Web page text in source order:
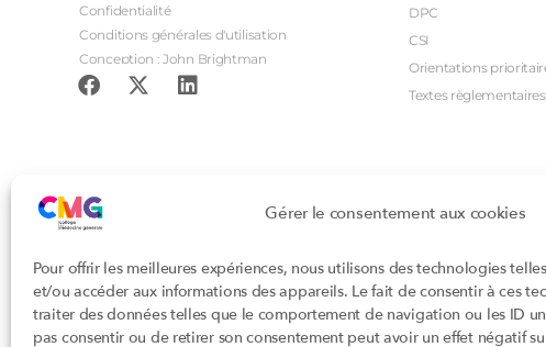
Gérer le consentement aux cookies
Pour offrir les meilleures expériences, nous utilisons des technologies
et/ou accéder aux informations des appareils. Le fait de consentir à ces
traiter des données telles que le comportement de navigation ou les ID
pas consentir ou de retirer son consentement peut avoir un effet négatif
Confidentialité
Conditions générales d'utilisation
Conception : John Brightman
DPC
CSI
Orientations
Textes règlementaires